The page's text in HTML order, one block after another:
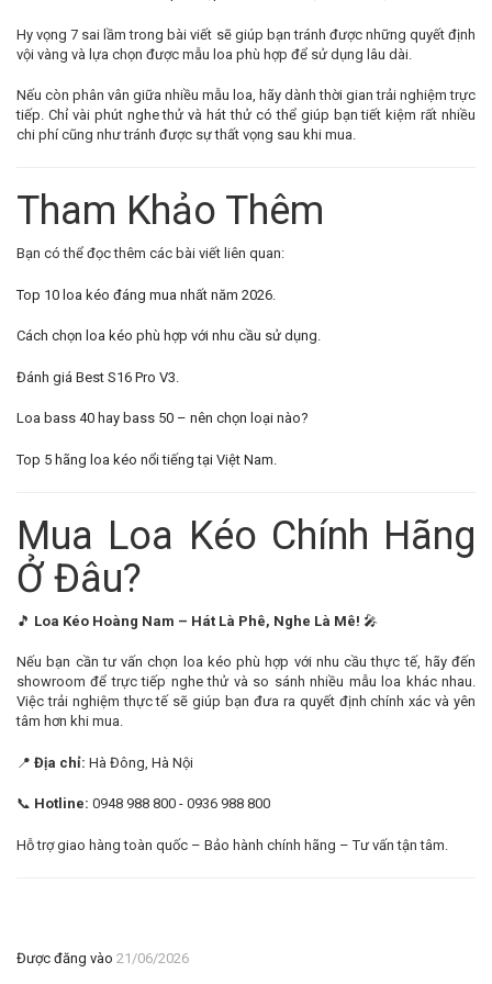
Hy vọng 7 sai lầm trong bài viết sẽ giúp bạn tránh được những quyết định
vội vàng và lựa chọn được mẫu loa phù hợp để sử dụng lâu dài.
Nếu còn phân vân giữa nhiều mẫu loa, hãy dành thời gian trải nghiệm trực
tiếp. Chỉ vài phút nghe thử và hát thử có thể giúp bạn tiết kiệm rất nhiều
chi phí cũng như tránh được sự thất vọng sau khi mua.
Tham Khảo Thêm
Bạn có thể đọc thêm các bài viết liên quan:
Top 10 loa kéo đáng mua nhất năm 2026.
Cách chọn loa kéo phù hợp với nhu cầu sử dụng.
Đánh giá Best S16 Pro V3.
Loa bass 40 hay bass 50 – nên chọn loại nào?
Top 5 hãng loa kéo nổi tiếng tại Việt Nam.
Mua Loa Kéo Chính Hãng
Ở Đâu?
🎵 Loa Kéo Hoàng Nam – Hát Là Phê, Nghe Là Mê! 🎤
Nếu bạn cần tư vấn chọn loa kéo phù hợp với nhu cầu thực tế, hãy đến
showroom để trực tiếp nghe thử và so sánh nhiều mẫu loa khác nhau.
Việc trải nghiệm thực tế sẽ giúp bạn đưa ra quyết định chính xác và yên
tâm hơn khi mua.
📍 Địa chỉ: Hà Đông, Hà Nội
📞 Hotline: 0948 988 800 - 0936 988 800
Hỗ trợ giao hàng toàn quốc – Bảo hành chính hãng – Tư vấn tận tâm.
Được đăng vào 21/06/2026